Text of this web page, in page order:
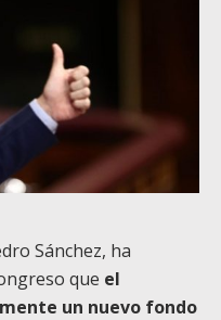
Sánchez, ha
que el
un nuevo fondo